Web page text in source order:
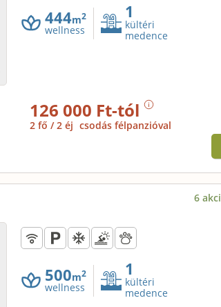
444m2
wellness
1
kültéri
medence
126 000 Ft-tól
2 fő / 2 éj csodás félpanzióval
6
500m2
wellness
1
kültéri
medence